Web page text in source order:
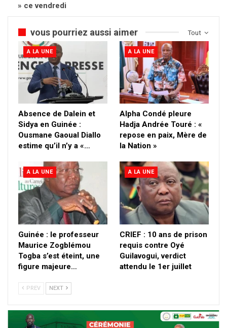
» ce vendredi
Tout
vous pourriez aussi aimer
A LA UNE
Absence de Dalein et
Sidya en Guinée :
Ousmane Gaoual Diallo
estime qu’il n’y a «…
A LA UNE
Alpha Condé pleure
Hadja Andrée Touré : «
repose en paix, Mère de
la Nation »
A LA UNE
Guinée : le professeur
Maurice Zogblémou
Togba s’est éteint, une
figure majeure…
A LA UNE
CRIEF : 10 ans de prison
requis contre Oyé
Guilavogui, verdict
attendu le 1er juillet
PREV NEXT